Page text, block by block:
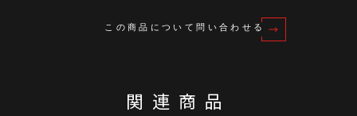
この商品について問い合わせる
関連商品